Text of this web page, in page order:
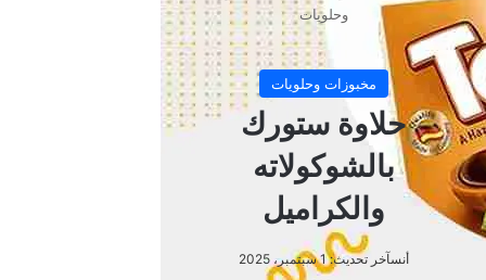
أفرغ محتوى العلبة في وعاء عميق.
أضيف كوب واحد بحجم 250 مل من الماء المغلي إلى محتوى
العلبة.
حرك المزيج جيدًا حتى يذوب تمامًا.
أضيف كوب واحد (250 مل) من الماء البارد على المزيج
السابق إعداده.
حرك المزيج جيدًا حتى تتجانس كل المكونات معًا.
صب المزيج في 4 بولات، ومن ثم قم بوضعه في الثلاجة حتى